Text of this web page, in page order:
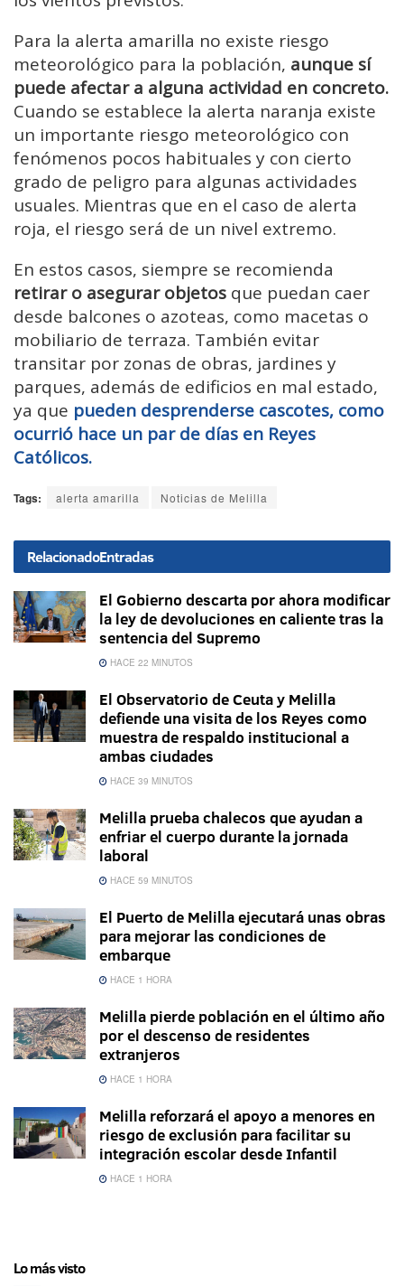
Para la alerta amarilla no existe riesgo
meteorológico para la población, aunque sí
puede afectar a alguna actividad en concreto.
Cuando se establece la alerta naranja existe
un importante riesgo meteorológico con
fenómenos pocos habituales y con cierto
grado de peligro para algunas actividades
usuales. Mientras que en el caso de alerta
roja, el riesgo será de un nivel extremo.
En estos casos, siempre se recomienda
retirar o asegurar objetos que puedan caer
desde balcones o azoteas, como macetas o
mobiliario de terraza. También evitar
transitar por zonas de obras, jardines y
parques, además de edificios en mal estado,
ya que pueden desprenderse cascotes, como
ocurrió hace un par de días en Reyes
Católicos.
Tags: alerta amarilla Noticias de Melilla
RelacionadoEntradas
El Gobierno descarta por ahora modificar
la ley de devoluciones en caliente tras la
sentencia del Supremo
HACE 22 MINUTOS
El Observatorio de Ceuta y Melilla
defiende una visita de los Reyes como
muestra de respaldo institucional a
ambas ciudades
HACE 39 MINUTOS
Melilla prueba chalecos que ayudan a
enfriar el cuerpo durante la jornada
laboral
HACE 59 MINUTOS
El Puerto de Melilla ejecutará unas obras
para mejorar las condiciones de
embarque
HACE 1 HORA
Melilla pierde población en el último año
por el descenso de residentes
extranjeros
HACE 1 HORA
Melilla reforzará el apoyo a menores en
riesgo de exclusión para facilitar su
integración escolar desde Infantil
HACE 1 HORA
Lo más visto